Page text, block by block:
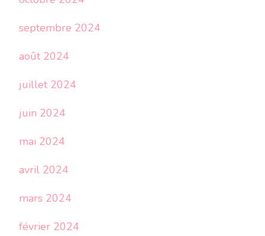
septembre 2024
août 2024
juillet 2024
juin 2024
mai 2024
avril 2024
mars 2024
février 2024